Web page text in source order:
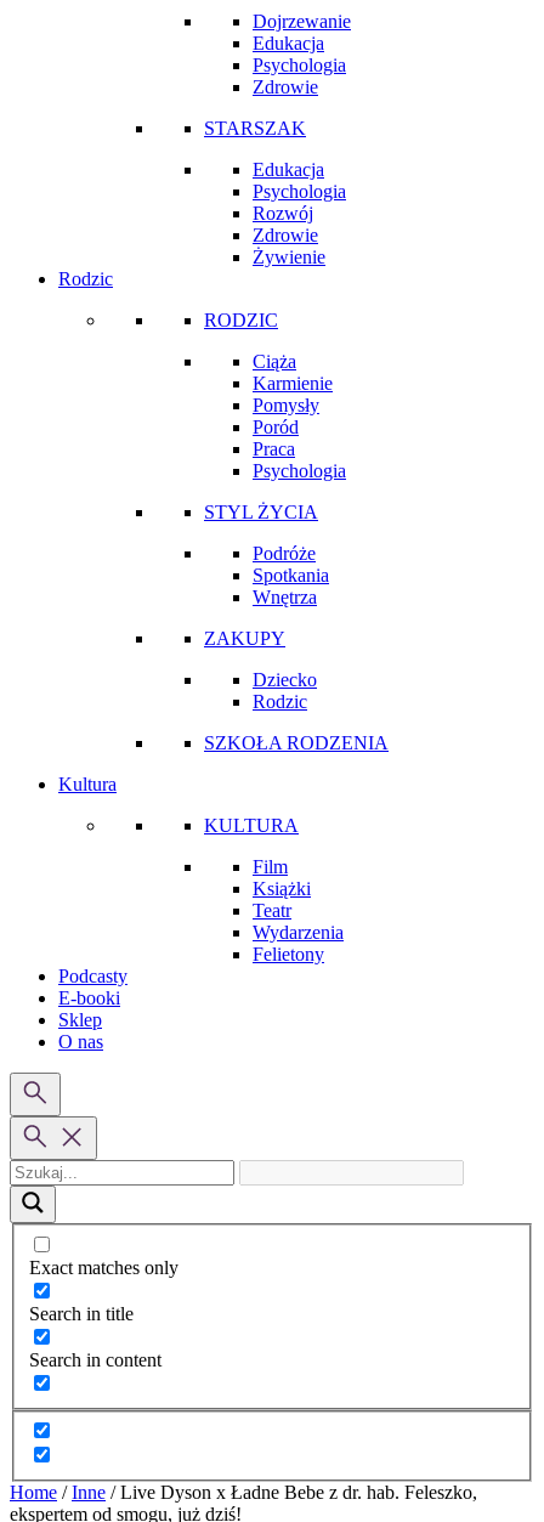
Dojrzewanie
Edukacja
Psychologia
Zdrowie
STARSZAK
Edukacja
Psychologia
Rozwój
Zdrowie
Żywienie
Rodzic
RODZIC
Ciąża
Karmienie
Pomysły
Poród
Praca
Psychologia
STYL ŻYCIA
Podróże
Spotkania
Wnętrza
ZAKUPY
Dziecko
Rodzic
SZKOŁA RODZENIA
Kultura
KULTURA
Film
Książki
Teatr
Wydarzenia
Felietony
Podcasty
E-booki
Sklep
O nas
Exact matches only
Search in title
Search in content
Home / Inne / Live Dyson x Ładne Bebe z dr. hab. Feleszko,
ekspertem od smogu, już dziś!